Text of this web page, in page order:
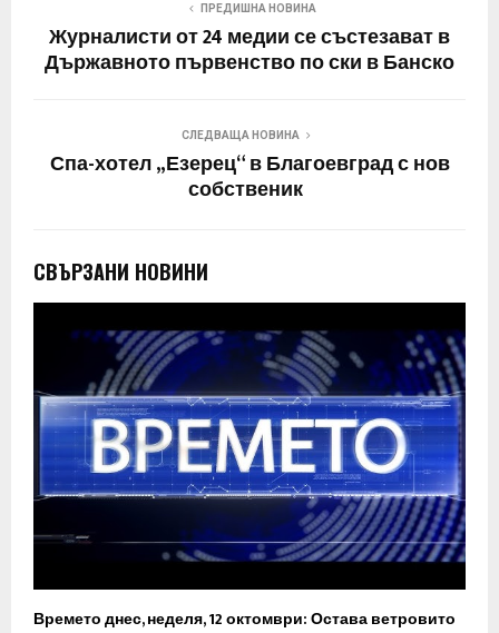
ПРЕДИШНА НОВИНА
Журналисти от 24 медии се състезават в
Държавното първенство по ски в Банско
СЛЕДВАЩА НОВИНА
Спа-хотел „Езерец“ в Благоевград с нов
собственик
СВЪРЗАНИ НОВИНИ
Времето днес, неделя, 12 октомври: Остава ветровито